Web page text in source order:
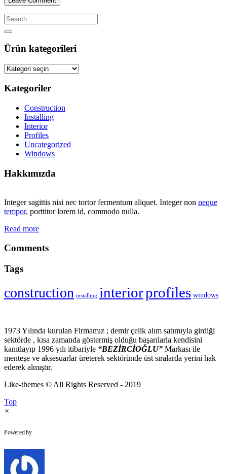
Ürün kategorileri
Kategoriler
Construction
Installing
Interior
Profiles
Uncategorized
Windows
Hakkımızda
Integer sagittis nisi nec tortor fermentum aliquet. Integer non neque
tempor, porttitor lorem id, commodo nulla.
Read more
Comments
Tags
construction installing interiorprofiles windows
1973 Yılında kurulan Firmamız ; demir çelik alım satımıyla girdiği
sektörde , kısa zamanda göstermiş olduğu başarılarla kendisini
kanıtlayıp 1996 yılı itibariyle “BEZİRCİOĞLU” Markası ile
menteşe ve aksesuarlar üreterek sektöründe üst sıralarda yerini hak
ederek almıştır.
Like-themes © All Rights Reserved - 2019
Top
×
Powered by